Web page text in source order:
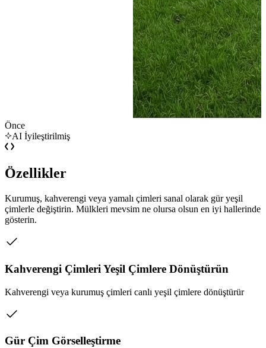
Önce
AI İyileştirilmiş
Özellikler
Kurumuş, kahverengi veya yamalı çimleri sanal olarak gür yeşil
çimlerle değiştirin. Mülkleri mevsim ne olursa olsun en iyi hallerinde
gösterin.
Kahverengi Çimleri Yeşil Çimlere Dönüştürün
Kahverengi veya kurumuş çimleri canlı yeşil çimlere dönüştürür
Gür Çim Görselleştirme